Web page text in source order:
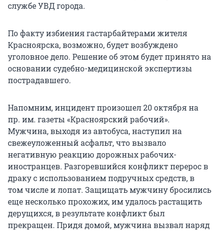
службе УВД города.
По факту избиения гастарбайтерами жителя
Красноярска, возможно, будет возбуждено
уголовное дело. Решение об этом будет принято на
основании судебно-медицинской экспертизы
пострадавшего.
Напомним, инцидент произошел 20 октября на
пр. им. газеты «Красноярский рабочий».
Мужчина, выходя из автобуса, наступил на
свежеуложенный асфальт, что вызвало
негативную реакцию дорожных рабочих-
иностранцев. Разгоревшийся конфликт перерос в
драку с использованием подручных средств, в
том числе и лопат. Защищать мужчину бросились
еще несколько прохожих, им удалось растащить
дерущихся, в результате конфликт был
прекращен. Придя домой, мужчина вызвал наряд